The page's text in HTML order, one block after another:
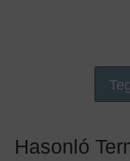
Hasonló